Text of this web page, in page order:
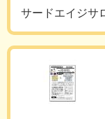
サードエイジサ